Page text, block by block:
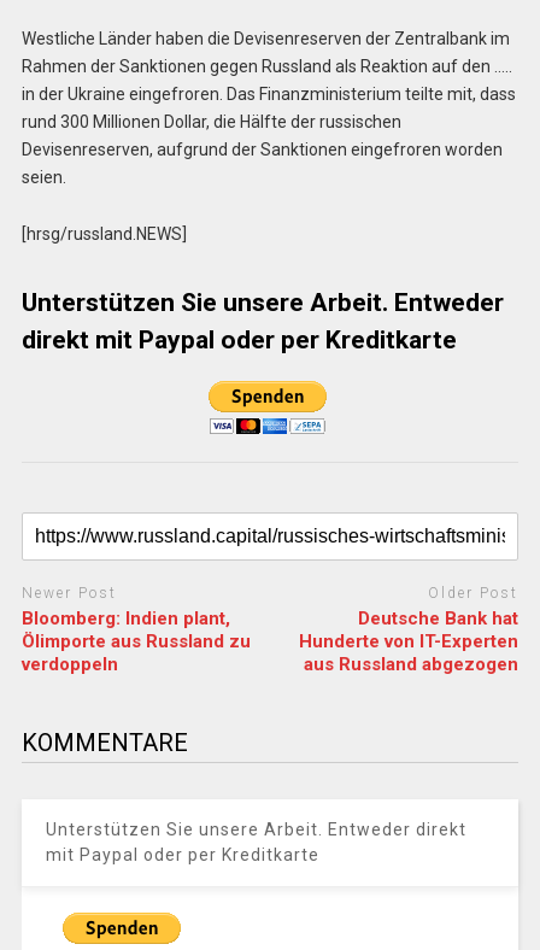
Westliche Länder haben die Devisenreserven der Zentralbank im
Rahmen der Sanktionen gegen Russland als Reaktion auf den …..
in der Ukraine eingefroren. Das Finanzministerium teilte mit, dass
rund 300 Millionen Dollar, die Hälfte der russischen
Devisenreserven, aufgrund der Sanktionen eingefroren worden
seien.
[hrsg/russland.NEWS]
Unterstützen Sie unsere Arbeit. Entweder
direkt mit Paypal oder per Kreditkarte
Newer Post
Bloomberg: Indien plant,
Ölimporte aus Russland zu
verdoppeln
Older Post
Deutsche Bank hat
Hunderte von IT-Experten
aus Russland abgezogen
KOMMENTARE
Unterstützen Sie unsere Arbeit. Entweder direkt
mit Paypal oder per Kreditkarte